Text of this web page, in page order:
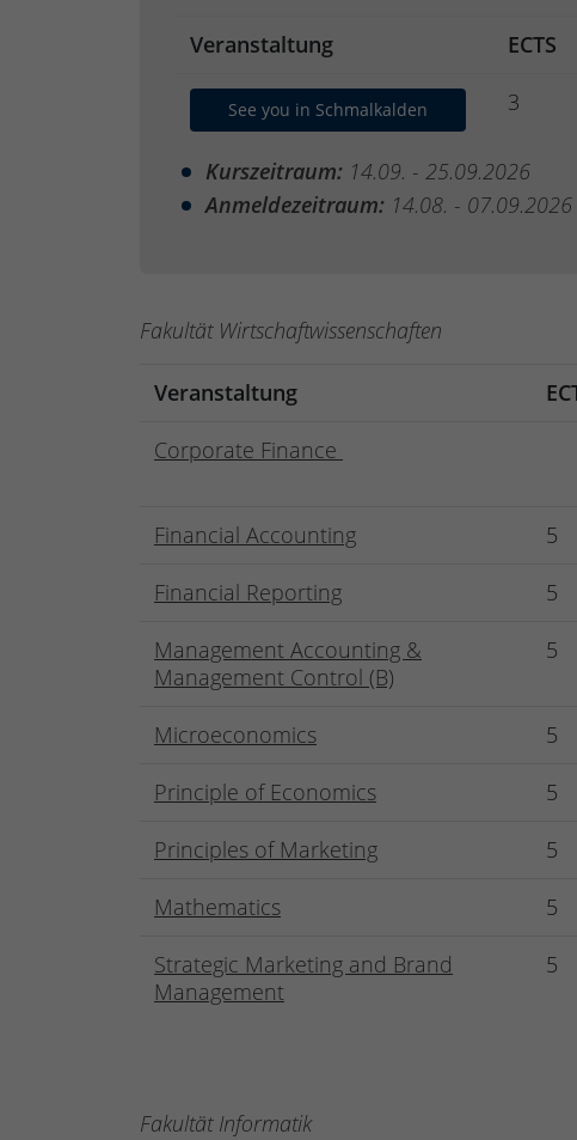
Veranstaltung ECTS
See you in Schmalkalden 3
Kurszeitraum: 14.09. - 25.09.2026
Anmeldezeitraum: 14.08. - 07.09.2026
Fakultät Wirtschaftwissenschaften
Veranstaltung
Corporate Finance
Financial Accounting
5
Financial Reporting
5
Management Accounting &
Management Control (B)
5
Microeconomics 5
Principle of Economics
5
Principles of Marketing
5
Mathematics
5
Strategic Marketing and Brand
Management
5
Fakultät Informatik